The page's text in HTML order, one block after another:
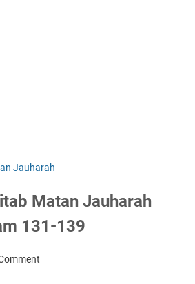
Jauharah
Matan Jauharah
131-139